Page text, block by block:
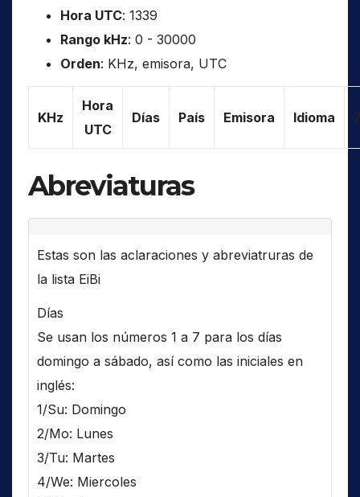
Hora UTC: 1339
Rango kHz: 0 - 30000
Orden: KHz, emisora, UTC
KHz
Hora
UTC
Días País Emisora Idioma
Abreviaturas
Estas son las aclaraciones y abreviatruras de
la lista EiBi
Días
Se usan los números 1 a 7 para los días
domingo a sábado, así como las iniciales en
inglés:
1/Su: Domingo
2/Mo: Lunes
3/Tu: Martes
4/We: Miercoles